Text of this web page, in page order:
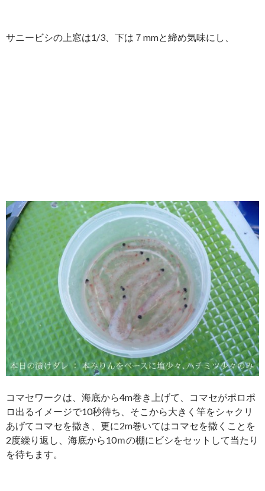
サニービシの上窓は1/3、下は７mmと締め気味にし、
コマセワークは、海底から4m巻き上げて、コマセがポロポ
ロ出るイメージで10秒待ち、そこから大きく竿をシャクリ
あげてコマセを撒き、更に2m巻いてはコマセを撒くことを
2度繰り返し、海底から10ｍの棚にビシをセットして当たり
を待ちます。